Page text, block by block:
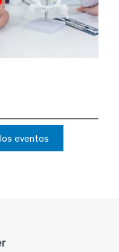
eventos